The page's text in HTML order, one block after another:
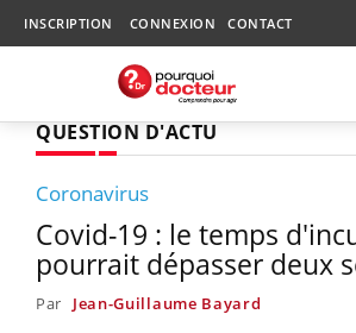
INSCRIPTION CONNEXION CONTACT
QUESTION D'ACTU
Coronavirus
Covid-19 : le temps
pourrait dépasser deux
Par Jean-Guillaume Bayard